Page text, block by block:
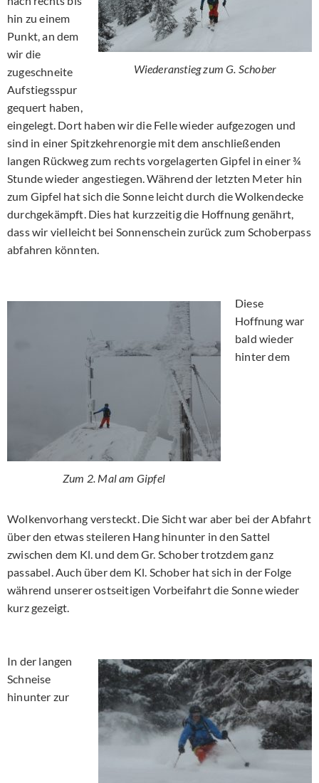
Wiederanstieg zum G. Schober
hin zu einem
Punkt, an dem
wir die
zugeschneite
Aufstiegsspur
gequert haben,
eingelegt. Dort haben wir die Felle wieder aufgezogen und
sind in einer Spitzkehrenorgie mit dem anschließenden
langen Rückweg zum rechts vorgelagerten Gipfel in einer ¾
Stunde wieder angestiegen. Während der letzten Meter hin
zum Gipfel hat sich die Sonne leicht durch die Wolkendecke
durchgekämpft. Dies hat kurzzeitig die Hoffnung genährt,
dass wir vielleicht bei Sonnenschein zurück zum Schoberpass
abfahren könnten.
Zum 2. Mal am Gipfel
Diese
Hoffnung war
bald wieder
hinter dem
Wolkenvorhang versteckt. Die Sicht war aber bei der Abfahrt
über den etwas steileren Hang hinunter in den Sattel
zwischen dem Kl. und dem Gr. Schober trotzdem ganz
passabel. Auch über dem Kl. Schober hat sich in der Folge
während unserer ostseitigen Vorbeifahrt die Sonne wieder
kurz gezeigt.
In der langen
Schneise
hinunter zur